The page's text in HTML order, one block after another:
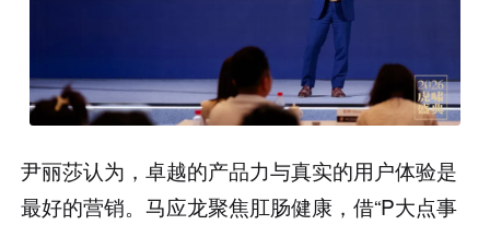
尹丽莎认为，卓越的产品力与真实的用户体验是
最好的营销。马应龙聚焦肛肠健康，借“P大点事